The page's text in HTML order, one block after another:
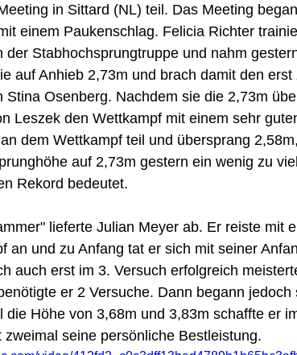
in Sittard (NL) teil. Das Meeting
einem Paukenschlag. Felicia Richter
der Stabhochsprungtruppe und nahm
auf Anhieb 2,73m und brach damit den
Stina Osenberg. Nachdem sie die 2,73m
Leszek den Wettkampf mit einem sehr
dem Wettkampf teil und übersprang
auf 2,73m gestern ein wenig zu
Rekord bedeutet.
lieferte Julian Meyer ab. Er reiste mit
an und zu Anfang tat er sich mit seiner
auch erst im 3. Versuch erfolgreich
er 2 Versuche. Dann begann
die Höhe von 3,68m und 3,83m schaffte er
seine persönliche Bestleistung.